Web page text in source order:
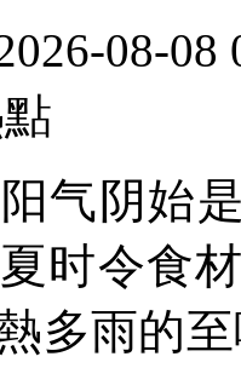
08-08
气阴始
时令食
多雨的